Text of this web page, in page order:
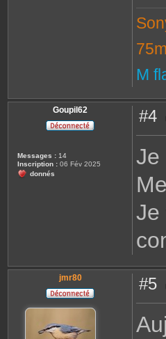
M
Goupil62
Messages : 14
Inscription : 06 Fév 2025
donnés
#4
Je
Je
jmr80 #5